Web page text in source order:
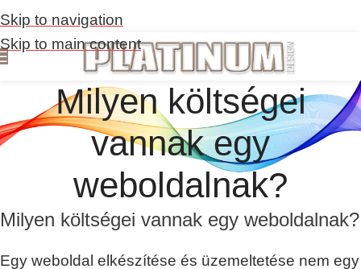
Skip to navigation
Skip to main content
Milyen költségei
vannak egy
weboldalnak?
Milyen költségei vannak egy weboldalnak?
Egy weboldal elkészítése és üzemeltetése nem egy